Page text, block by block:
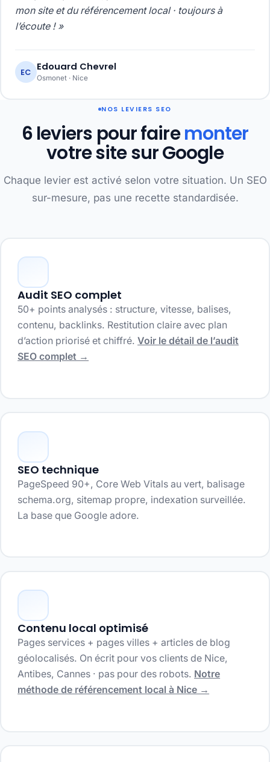
mon site et du référencement local · toujours à
l’écoute ! »
EC Edouard Chevrel
Osmonet · Nice
NOS LEVIERS SEO
6 leviers pour fairemonter
votre site sur Google
Chaque levier est activé selon votre situation. Un SEO
sur-mesure, pas une recette standardisée.
Audit SEO complet
50+ points analysés : structure, vitesse, balises,
contenu, backlinks. Restitution claire avec plan
d’action priorisé et chiffré.Voir le détail de l’audit
SEO complet →
SEO technique
PageSpeed 90+, Core Web Vitals au vert, balisage
schema.org, sitemap propre, indexation surveillée.
La base que Google adore.
Contenu local optimisé
Pages services + pages villes + articles de blog
géolocalisés. On écrit pour vos clients de Nice,
Antibes, Cannes · pas pour des robots. Notre
méthode de référencement local à Nice →